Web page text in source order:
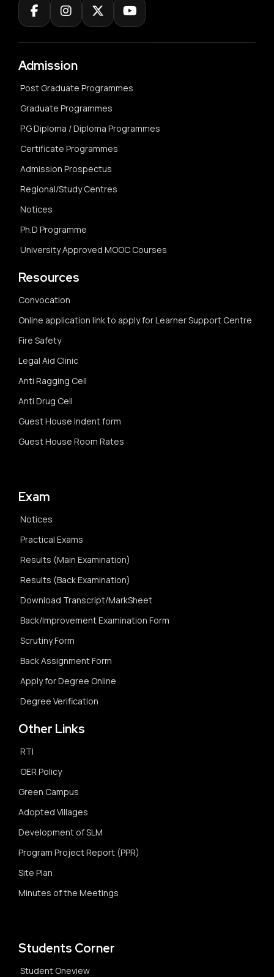
Admission
Post Graduate Programmes
Graduate Programmes
P.G Diploma / Diploma Programmes
Certificate Programmes
Admission Prospectus
Regional/Study Centres
Notices
Ph.D Programme
University Approved MOOC Courses
Resources
Convocation
Online application link to apply for Learner Support Centre
Fire Safety
Legal Aid Clinic
Anti Ragging Cell
Anti Drug Cell
Guest House Indent form
Guest House Room Rates
Exam
Notices
Practical Exams
Results (Main Examination)
Results (Back Examination)
Download Transcript/MarkSheet
Back/Improvement Examination Form
Scrutiny Form
Back Assignment Form
Apply for Degree Online
Degree Verification
Other Links
RTI
OER Policy
Green Campus
Adopted Villages
Development of SLM
Program Project Report (PPR)
Site Plan
Minutes of the Meetings
Students Corner
Student Oneview